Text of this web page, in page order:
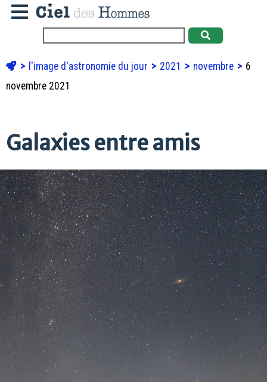
l'image d'astronomie du jour 2021 novembre
6
novembre 2021
Galaxies entre amis